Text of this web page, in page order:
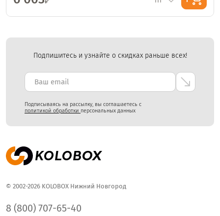
Подпишитесь и узнайте о скидках раньше всех!
Подписываясь на рассылку, вы соглашаетесь с
политикой обработки персональных данных
© 2002-2026 KOLOBOX Нижний Новгород
8 (800) 707-65-40